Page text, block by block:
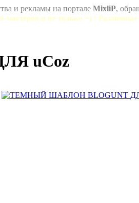
и рекламы на портале MixliP,
мастеров и не только =) !
uCoz